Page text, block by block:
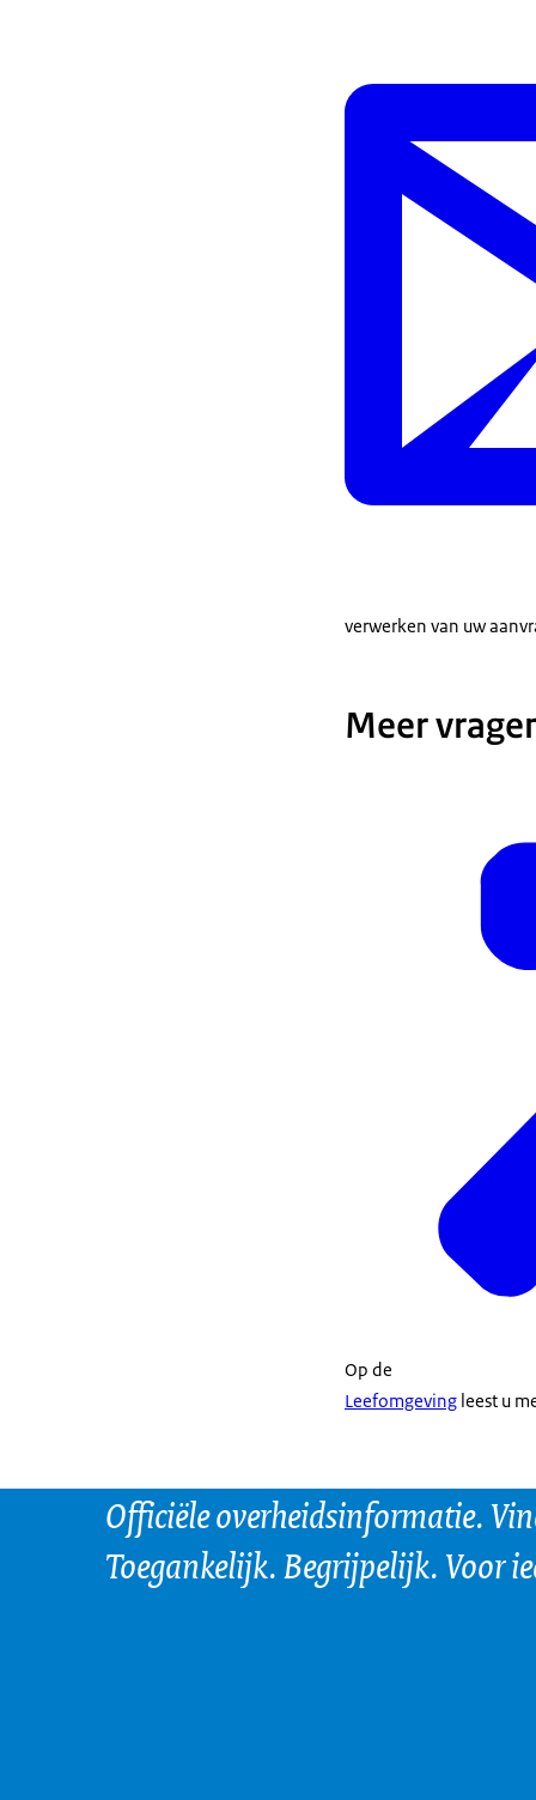
verwerken van uw
Meer
Op de
Leefomgeving leest u
Officiële overheidsinformatie.
Toegankelijk. Begrijpelijk. Voor